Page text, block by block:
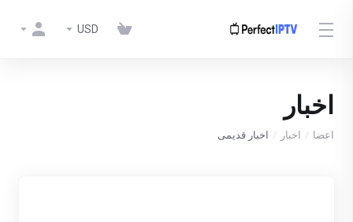
USD
اخبار
اعضا اخبار اخبار قدیمی